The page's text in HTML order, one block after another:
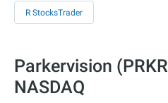
R StocksTrader
Parkervision
NASDAQ